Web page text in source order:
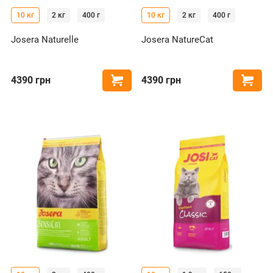
10 кг 2 кг 400 г
Josera Naturelle
4390 грн Купити
10 кг 2 кг 400 г
Josera NatureCat
4390 грн